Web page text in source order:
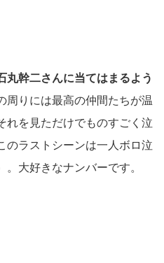
丸幹二さんに当てはまるよう
周りには最高の仲間たちが温
れを見ただけでものすごく泣
のラストシーンは一人ボロ泣
大好きなナンバーです。